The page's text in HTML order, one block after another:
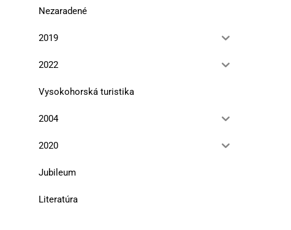
Nezaradené
2019
2022
Vysokohorská turistika
2004
2020
Jubileum
Literatúra